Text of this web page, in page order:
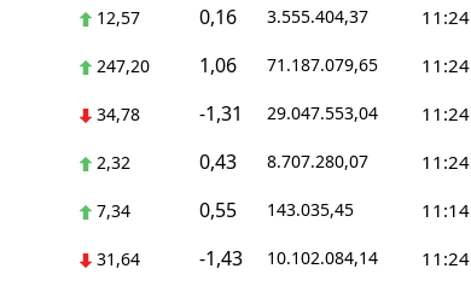
12,57 0,16 3.555.404,37 11:24
247,20 1,06 71.187.079,65 11:24
34,78 -1,31 29.047.553,04 11:24
2,32 0,43 8.707.280,07 11:24
7,34 0,55 143.035,45 11:14
31,64 -1,43 10.102.084,14 11:24